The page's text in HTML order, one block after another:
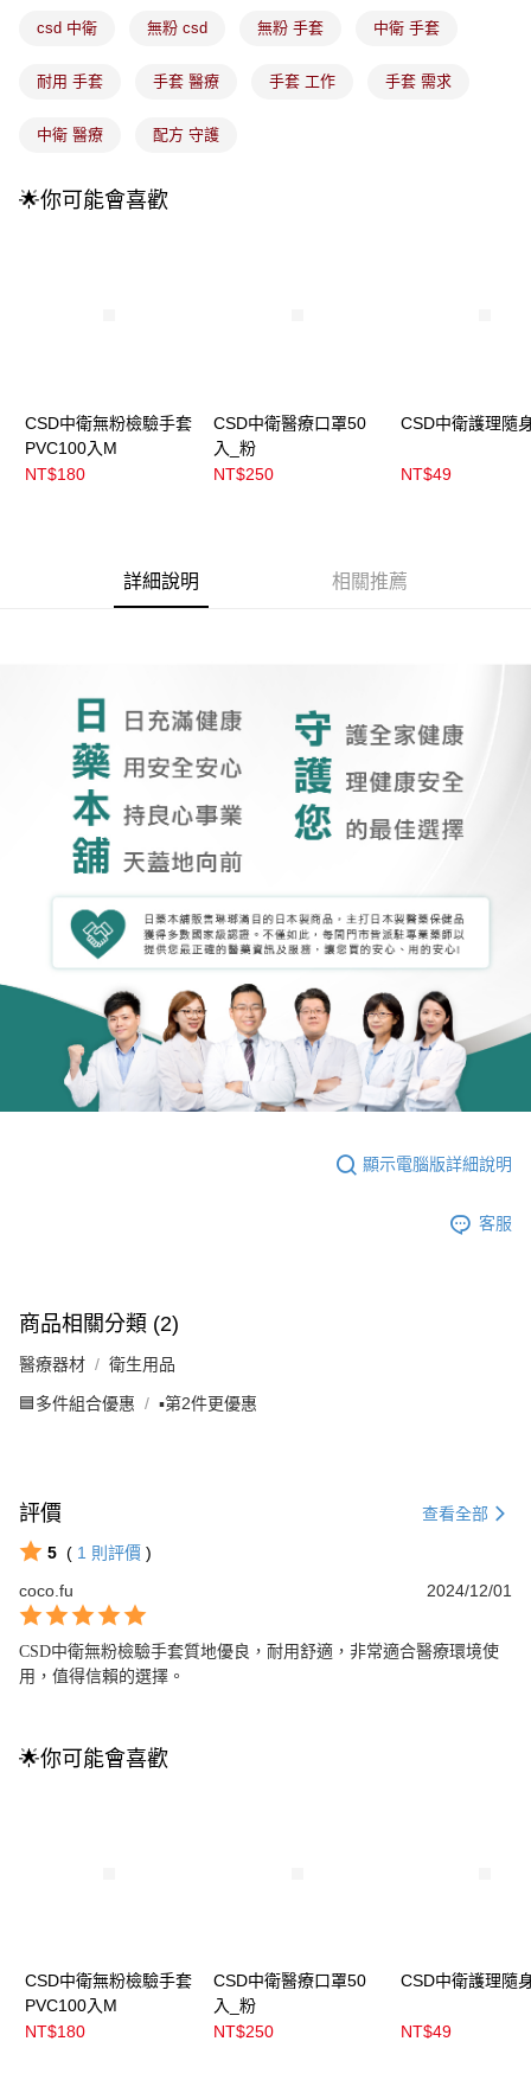
4.訂單成立30分鐘內，如未前往確認交易或遇審核未通過，訂單將自動取
【繳款方式說明】
醒簡訊。
付款後全家取貨
每筆NT$100，滿NT$899(含以上)免運費
每筆NT$100，滿NT$399(含以上)免運費
csd 中衛 無粉 csd 無粉 手套 中衛 手套
耐用 手套 手套 醫療 手套 工作 手套 需求
中衛 醫療 配方 守護
🌟你可能會喜歡
CSD中衛無粉檢驗手套
PVC100入M
NT$180
CSD中衛醫療口罩50
入_粉
NT$250
CSD中衛護理隨
NT$49
詳細說明 相關推薦
顯示電腦版詳細說明
客服
商品相關分類 (2)
醫療器材 衛生用品
🟦多件組合優惠 ▪️第2件更優惠
評價 查看全部
5 ( 1 則評價 )
coco.fu
2024/12/01
CSD中衛無粉檢驗手套質地優良，耐用舒適，非常適合醫療環境使
用，值得信賴的選擇。
🌟你可能會喜歡
CSD中衛無粉檢驗手套
PVC100入M
NT$180
CSD中衛醫療口罩50
入_粉
NT$250
CSD中衛護理隨
NT$49